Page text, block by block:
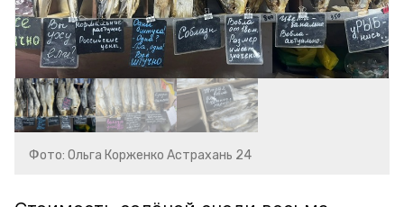
Фото: Ольга Корженко Астрахань 24